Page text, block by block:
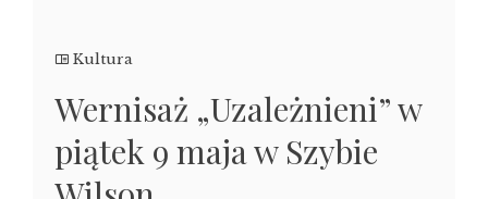
Kultura
Wernisaż „Uzależnieni” w
piątek 9 maja w Szybie